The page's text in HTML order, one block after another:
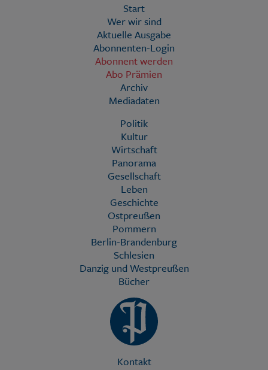
Start
Wer wir sind
Aktuelle Ausgabe
Abonnenten-Login
Abonnent werden
Abo Prämien
Archiv
Mediadaten
Politik
Kultur
Wirtschaft
Panorama
Gesellschaft
Leben
Geschichte
Ostpreußen
Pommern
Berlin-Brandenburg
Schlesien
Danzig und Westpreußen
Bücher
Kontakt